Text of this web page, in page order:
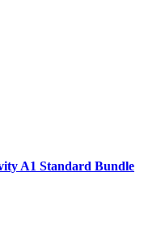
A1 Standard Bundle